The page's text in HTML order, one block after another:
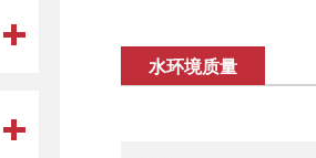
水环境质量